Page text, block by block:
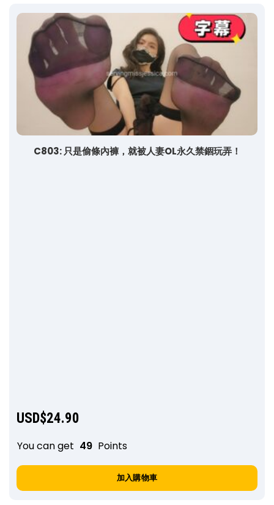
C803: 只是偷條內褲，就被人妻OL永久禁錮玩弄！
USD$24.90
You can get 49 Points
加入購物車